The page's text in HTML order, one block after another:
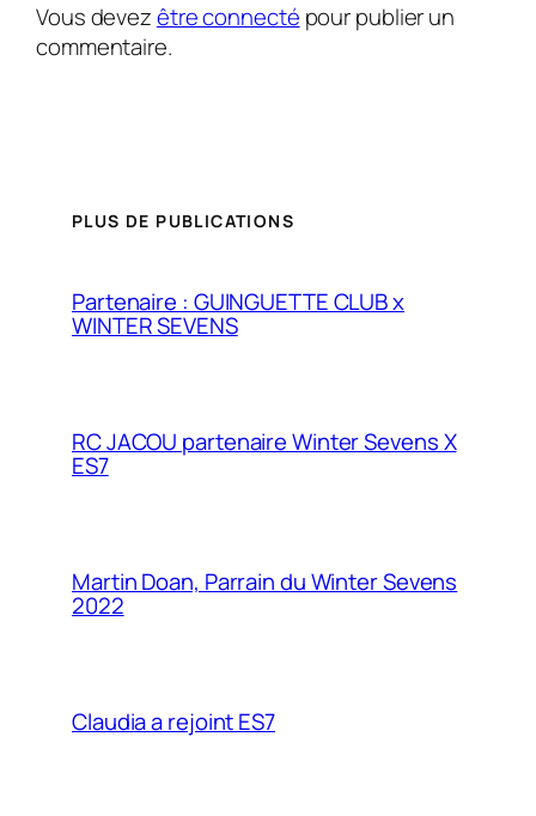
Vous devezêtre connecté pour publier un
commentaire.
PLUS DE PUBLICATIONS
Partenaire : GUINGUETTE CLUB x
WINTER SEVENS
RC JACOU partenaire Winter Sevens X
ES7
Martin Doan, Parrain du Winter Sevens
2022
Claudia a rejoint ES7